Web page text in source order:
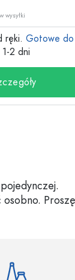
wysyłki
ręki. Gotowe do
2 dni